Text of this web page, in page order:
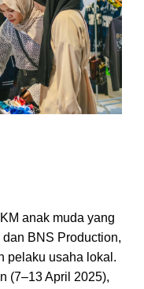
anak muda yang
BNS Production,
pelaku usaha lokal.
(7–13 April 2025),